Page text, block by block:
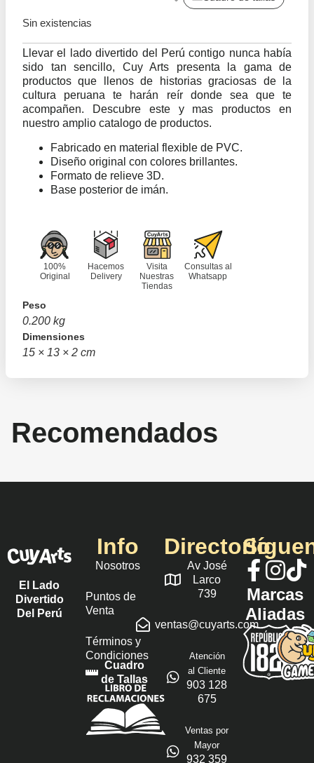
Sin existencias
Llevar el lado divertido del Perú contigo nunca había
sido tan sencillo, Cuy Arts presenta la gama de
productos que llenos de historias graciosas de la
cultura peruana te harán reír donde sea que te
acompañen. Descubre este y mas productos en
nuestro amplio catalogo de productos.
Fabricado en material flexible de PVC.
Diseño original con colores brillantes.
Formato de relieve 3D.
Base posterior de imán.
100%
Original
Hacemos
Delivery
Visita
Nuestras
Tiendas
Consultas al
Whatsapp
Peso
0.200 kg
Dimensiones
15 × 13 × 2 cm
Recomendados
El Lado
Divertido
Del Perú
Info
Nosotros
Puntos de
Venta
Términos y
Condiciones
Cuadro
de Tallas
Directorio
Av José
Larco
739
ventas@cuyarts.com
Atención
al Cliente
903 128
675
Ventas por
Mayor
932 359
Marcas
Aliadas